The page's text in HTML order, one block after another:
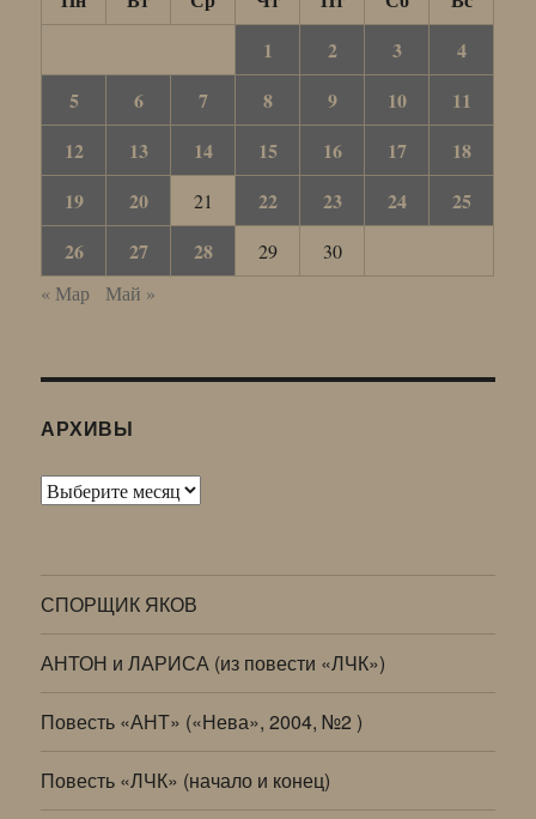
1
2 3
4
5
6 7 8 9 10
11
12
13 14 15 16 17
18
19
20 21 22 23 24
25
26
27 28 29
30
« Мар
Май »
АРХИВЫ
Архивы
СПОРЩИК ЯКОВ
АНТОН и ЛАРИСА (из повести «ЛЧК»)
Повесть «АНТ» («Нева», 2004, №2 )
Повесть «ЛЧК» (начало и конец)